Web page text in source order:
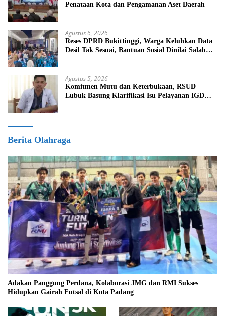
Penataan Kota dan Pengamanan Aset Daerah
Agustus 6, 2026
Reses DPRD Bukittinggi, Warga Keluhkan Data
Desil Tak Sesuai, Bantuan Sosial Dinilai Salah
Agustus 5, 2026
Komitmen Mutu dan Keterbukaan, RSUD
Lubuk Basung Klarifikasi Isu Pelayanan IGD
Berita Olahraga
Adakan Panggung Perdana, Kolaborasi JMG dan RMI Sukses
Hidupkan Gairah Futsal di Kota Padang